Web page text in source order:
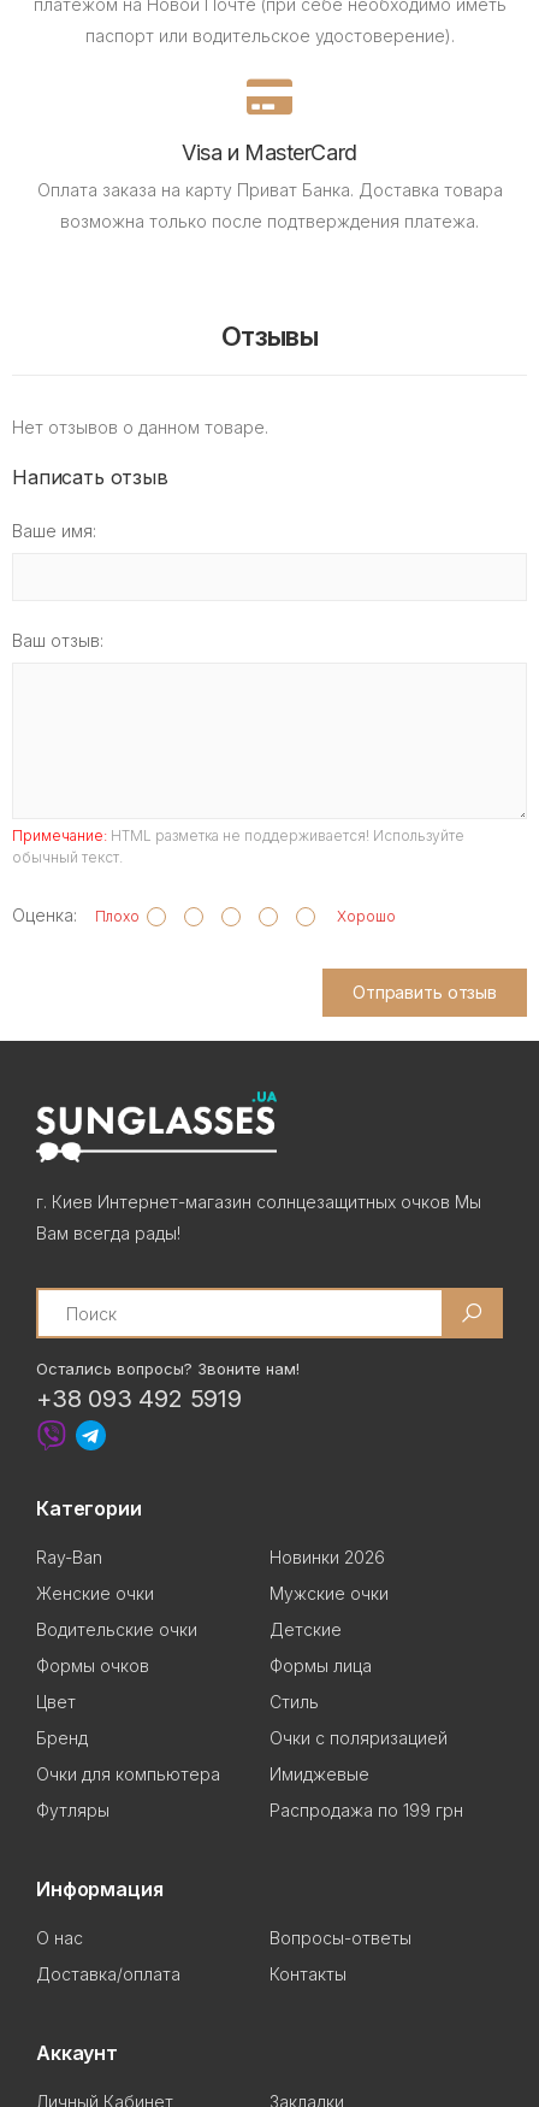
паспорт или водительское удостоверение).
Visa и MasterCard
Оплата заказа на карту Приват Банка. Доставка товара
возможна только после подтверждения платежа.
Отзывы
Нет отзывов о данном товаре.
Написать отзыв
Ваше имя:
Ваш отзыв:
Примечание: HTML разметка не поддерживается! Используйте
обычный текст.
Оценка: Плохо Хорошо
Отправить отзыв
г. Киев Интернет-магазин солнцезащитных очков Мы
Вам всегда рады!
Search
Остались вопросы? Звоните нам!
+38 093 492 5919
Категории
Ray-Ban
Новинки 2026
Женские очки
Мужские очки
Водительские очки
Детские
Формы очков
Формы лица
Цвет
Стиль
Бренд
Очки с поляризацией
Очки для компьютера
Имиджевые
Футляры
Распродажа по 199 грн
Информация
О нас
Вопросы-ответы
Доставка/оплата
Контакты
Аккаунт
Личный Кабинет Закладки